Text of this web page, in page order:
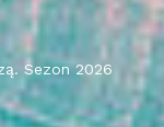
Sezon 2026